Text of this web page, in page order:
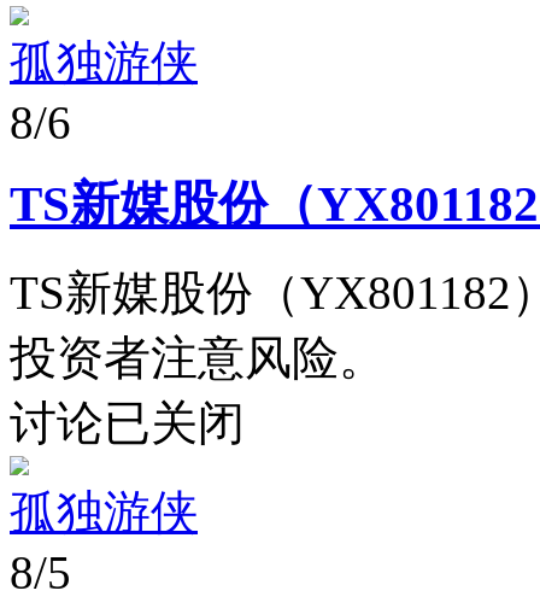
孤独游侠
8/6
TS新媒股份（
TS新媒股份（
投资者注意风险。
讨论已关闭
孤独游侠
8/5